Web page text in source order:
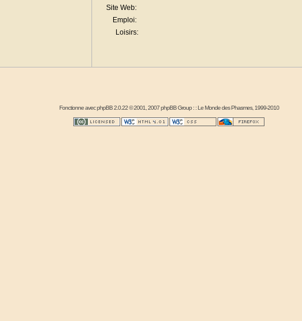
Site Web:
Emploi:
Loisirs:
Fonctionne avecphpBB2.0.22 © 2001, 2007 phpBB Group : :Le Monde des Phasmes, 1999-2010